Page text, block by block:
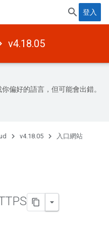
登入
v4.18.05
偏好的語言，但可能會出錯。
v4.18.05 入口網站